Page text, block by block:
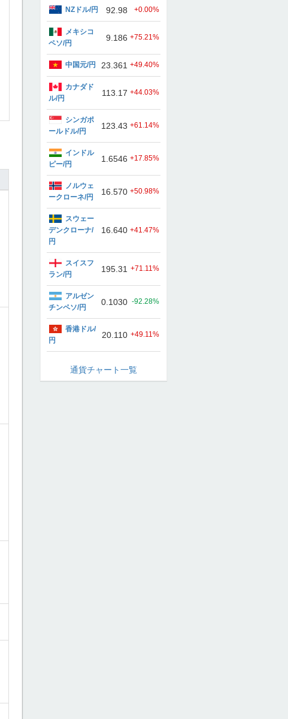
NZドル/円 92.98 +0.00%
メキシコ
ペソ/円
9.186 +75.21%
中国元/円 23.361 +49.40%
カナダド
ル/円
113.17 +44.03%
シンガポ
ールドル/円
123.43 +61.14%
インドル
ピー/円
1.6546 +17.85%
ノルウェ
ークローネ/円
16.570 +50.98%
スウェー
デンクローナ/
円
16.640 +41.47%
スイスフ
ラン/円
195.31 +71.11%
アルゼン
チンペソ/円
0.1030 -92.28%
香港ドル/
円
20.110 +49.11%
通貨チャート一覧